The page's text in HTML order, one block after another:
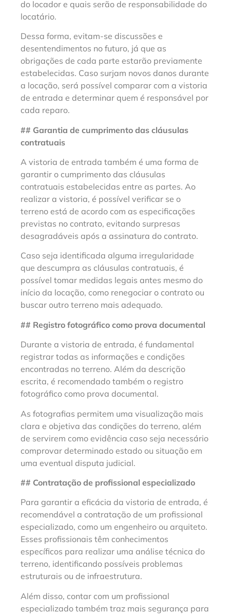
do locador e quais serão de responsabilidade do
locatário.
Dessa forma, evitam-se discussões e
desentendimentos no futuro, já que as
obrigações de cada parte estarão previamente
estabelecidas. Caso surjam novos danos durante
a locação, será possível comparar com a vistoria
de entrada e determinar quem é responsável por
cada reparo.
## Garantia de cumprimento das cláusulas
contratuais
A vistoria de entrada também é uma forma de
garantir o cumprimento das cláusulas
contratuais estabelecidas entre as partes. Ao
realizar a vistoria, é possível verificar se o
terreno está de acordo com as especificações
previstas no contrato, evitando surpresas
desagradáveis após a assinatura do contrato.
Caso seja identificada alguma irregularidade
que descumpra as cláusulas contratuais, é
possível tomar medidas legais antes mesmo do
início da locação, como renegociar o contrato ou
buscar outro terreno mais adequado.
## Registro fotográfico como prova documental
Durante a vistoria de entrada, é fundamental
registrar todas as informações e condições
encontradas no terreno. Além da descrição
escrita, é recomendado também o registro
fotográfico como prova documental.
As fotografias permitem uma visualização mais
clara e objetiva das condições do terreno, além
de servirem como evidência caso seja necessário
comprovar determinado estado ou situação em
uma eventual disputa judicial.
## Contratação de profissional especializado
Para garantir a eficácia da vistoria de entrada, é
recomendável a contratação de um profissional
especializado, como um engenheiro ou arquiteto.
Esses profissionais têm conhecimentos
específicos para realizar uma análise técnica do
terreno, identificando possíveis problemas
estruturais ou de infraestrutura.
Além disso, contar com um profissional
especializado também traz mais segurança para